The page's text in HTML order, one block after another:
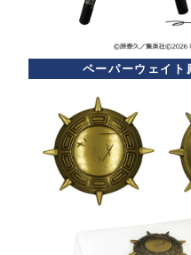
ペーパーウェイト